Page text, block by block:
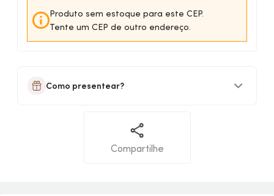
Produto sem estoque para este CEP.
Tente um CEP de outro endereço.
Como presentear?
Compartilhe